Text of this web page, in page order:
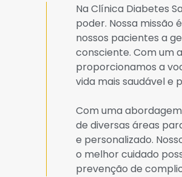
Na Clínica Diabetes
poder. Nossa missão
nossos pacientes a
consciente. Com um
proporcionamos a
vida mais saudável e
Com uma
de diversas áreas
e personalizado.
o melhor cuidado
prevenção de